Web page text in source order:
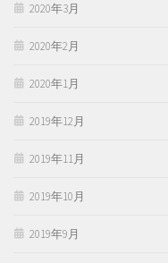
2020年3月
2020年2月
2020年1月
2019年12月
2019年11月
2019年10月
2019年9月